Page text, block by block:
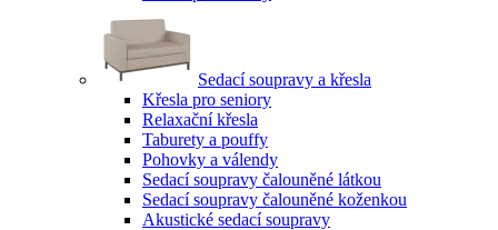
Sedací soupravy a křesla
Křesla pro seniory
Relaxační křesla
Taburety a pouffy
Pohovky a válendy
Sedací soupravy čalouněné látkou
Sedací soupravy čalouněné koženkou
Akustické sedací soupravy